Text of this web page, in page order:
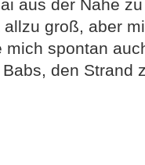
mich spontan
den Strand